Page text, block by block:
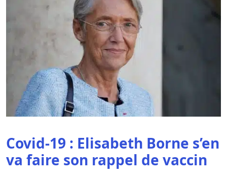
Covid-19 : Elisabeth Borne s’en
va faire son rappel de vaccin